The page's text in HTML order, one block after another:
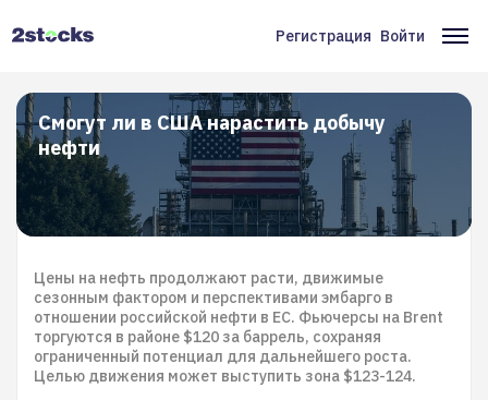
Меню
учётной
записи
пользователя
Регистрация Войти
Смогут ли в США нарастить добычу
нефти
Цены на нефть продолжают расти, движимые
сезонным фактором и перспективами эмбарго в
отношении российской нефти в ЕС. Фьючерсы на Brent
торгуются в районе $120 за баррель, сохраняя
ограниченный потенциал для дальнейшего роста.
Целью движения может выступить зона $123-124.